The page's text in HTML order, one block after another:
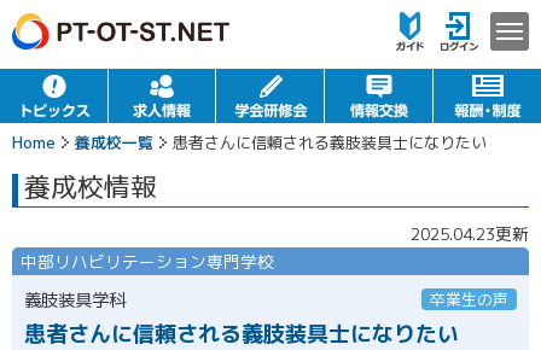
Home 養成校一覧 患者さんに信頼される義肢装具士になりたい
養成校情報
2025.04.23更新
中部リハビリテーション専門学校
卒業生の声
義肢装具学科
患者さんに信頼される義肢装具士になりたい